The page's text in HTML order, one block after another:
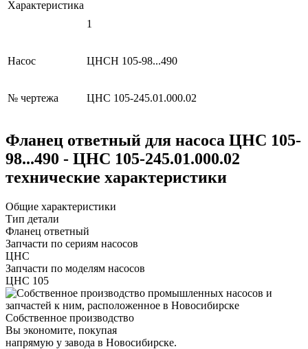
Характеристика
1
Насос ЦНСН 105-98...490
№ чертежа ЦНС 105-245.01.000.02
Фланец ответный для насоса ЦНС 105-
98...490 - ЦНС 105-245.01.000.02
технические характеристики
Общие характеристики
Тип детали
Фланец ответный
Запчасти по сериям насосов
ЦНС
Запчасти по моделям насосов
ЦНС 105
Собственное производство
Вы экономите, покупая
напрямую у завода в Новосибирске.